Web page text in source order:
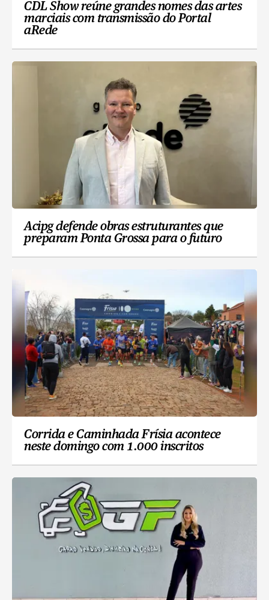
CDL Show reúne grandes nomes das artes
marciais com transmissão do Portal
aRede
Acipg defende obras estruturantes que
preparam Ponta Grossa para o futuro
Corrida e Caminhada Frísia acontece
neste domingo com 1.000 inscritos